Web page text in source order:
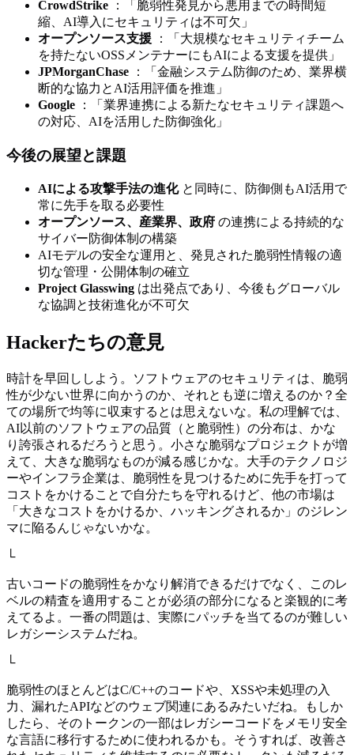
CrowdStrike ：「脆弱性発見から悪用までの時間短
縮、AI導入にセキュリティは不可欠」
オープンソース支援 ：「大規模なセキュリティチーム
を持たないOSSメンテナーにもAIによる支援を提供」
JPMorganChase ：「金融システム防御のため、業界横
断的な協力とAI活用評価を推進」
Google ：「業界連携による新たなセキュリティ課題へ
の対応、AIを活用した防御強化」
今後の展望と課題
AIによる攻撃手法の進化と同時に、防御側もAI活用で
常に先手を取る必要性
オープンソース、産業界、政府 の連携による持続的な
サイバー防御体制の構築
AIモデルの安全な運用と、発見された脆弱性情報の適
切な管理・公開体制の確立
Project Glasswing は出発点であり、今後もグローバル
な協調と技術進化が不可欠
Hackerたちの意見
時計を早回ししよう。ソフトウェアのセキュリティは、脆弱
性が少ない世界に向かうのか、それとも逆に増えるのか？全
ての場所で均等に収束するとは思えないな。私の理解では、
AI以前のソフトウェアの品質（と脆弱性）の分布は、かな
り誇張されるだろうと思う。小さな脆弱なプロジェクトが増
えて、大きな脆弱なものが減る感じかな。大手のテクノロジ
ーやインフラ企業は、脆弱性を見つけるために先手を打って
コストをかけることで自分たちを守れるけど、他の市場は
「大きなコストをかけるか、ハッキングされるか」のジレン
マに陥るんじゃないかな。
└
古いコードの脆弱性をかなり解消できるだけでなく、このレ
ベルの精査を適用することが必須の部分になると楽観的に考
えてるよ。一番の問題は、実際にパッチを当てるのが難しい
レガシーシステムだね。
└
脆弱性のほとんどはC/C++のコードや、XSSや未処理の入
力、漏れたAPIなどのウェブ関連にあるみたいだね。もしか
したら、そのトークンの一部はレガシーコードをメモリ安全
な言語に移行するために使われるかも。そうすれば、改善さ